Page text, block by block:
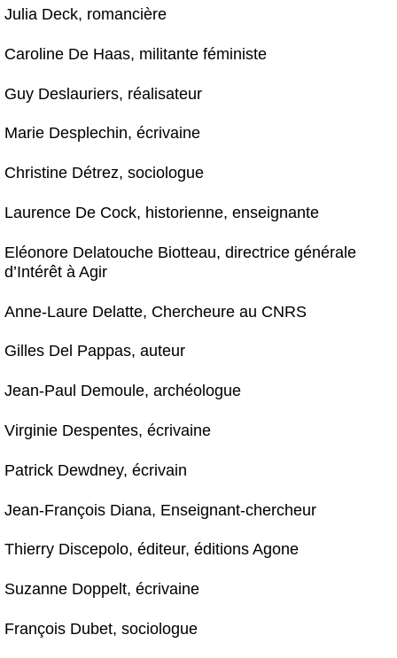
Julia Deck, romancière
Caroline De Haas, militante féministe
Guy Deslauriers, réalisateur
Marie Desplechin, écrivaine
Christine Détrez, sociologue
Laurence De Cock, historienne, enseignante
Eléonore Delatouche Biotteau, directrice générale
d’Intérêt à Agir
Anne-Laure Delatte, Chercheure au CNRS
Gilles Del Pappas, auteur
Jean-Paul Demoule, archéologue
Virginie Despentes, écrivaine
Patrick Dewdney, écrivain
Jean-François Diana, Enseignant-chercheur
Thierry Discepolo, éditeur, éditions Agone
Suzanne Doppelt, écrivaine
François Dubet, sociologue